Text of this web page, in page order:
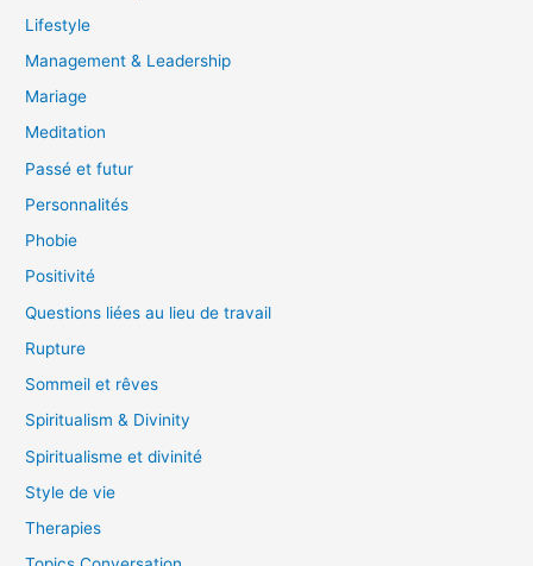
Lifestyle
Management & Leadership
Mariage
Meditation
Passé et futur
Personnalités
Phobie
Positivité
Questions liées au lieu de travail
Rupture
Sommeil et rêves
Spiritualism & Divinity
Spiritualisme et divinité
Style de vie
Therapies